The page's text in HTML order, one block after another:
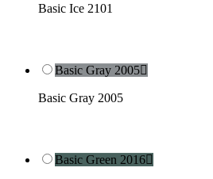
Basic Ice 2101
Basic Gray 2005
Basic Gray 2005
Basic Green 2016